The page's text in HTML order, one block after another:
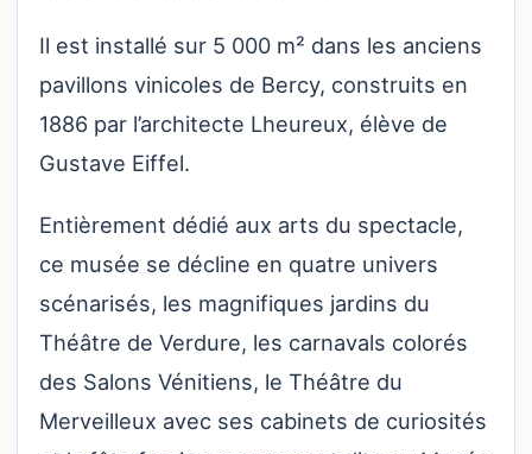
Il est installé sur 5 000 m² dans les anciens
pavillons vinicoles de Bercy, construits en
1886 par l’architecte Lheureux, élève de
Gustave Eiffel.
Entièrement dédié aux arts du spectacle,
ce musée se décline en quatre univers
scénarisés, les magnifiques jardins du
Théâtre de Verdure, les carnavals colorés
des Salons Vénitiens, le Théâtre du
Merveilleux avec ses cabinets de curiosités